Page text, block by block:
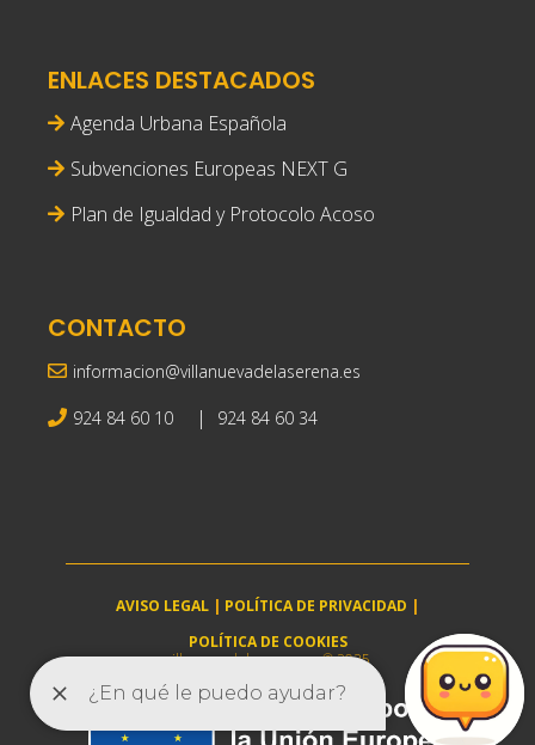
ENLACES DESTACADOS
Agenda Urbana Española
Subvenciones Europeas NEXT G
Plan de Igualdad y Protocolo Acoso
CONTACTO
informacion@villanuevadelaserena.es
924 84 60 10 | 924 84 60 34
AVISO LEGAL | POLÍTICA DE PRIVACIDAD |
POLÍTICA DE COOKIES
villanuevadelaserena.es © 2025